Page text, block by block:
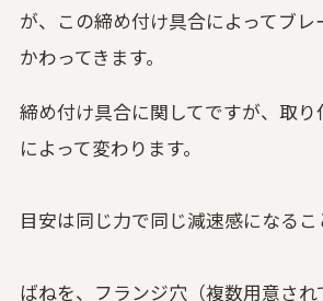
が、この締め付け具合によってブレ
かわってきます。
締め付け具合に関してですが、取
によって変わります。
目安は同じ力で同じ減速感になるこ
ばねを、フランジ穴（複数用意され